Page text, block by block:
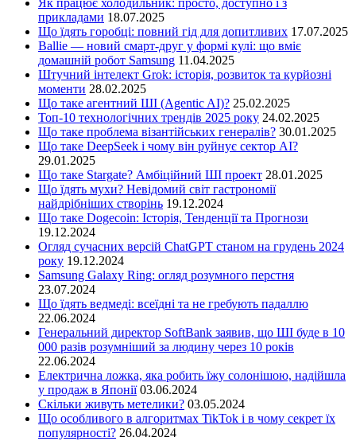
Як працює холодильник: просто, доступно і з
прикладами 18.07.2025
Що їдять горобці: повний гід для допитливих 17.07.2025
Ballie — новий смарт-друг у формі кулі: що вміє
домашній робот Samsung 11.04.2025
Штучний інтелект Grok: історія, розвиток та курйозні
моменти 28.02.2025
Що таке агентний ШІ (Agentic AI)? 25.02.2025
Топ-10 технологічних трендів 2025 року 24.02.2025
Що таке проблема візантійських генералів? 30.01.2025
Що таке DeepSeek і чому він руйнує сектор АІ?
29.01.2025
Що таке Stargate? Амбіційний ШІ проект 28.01.2025
Що їдять мухи? Невідомий світ гастрономії
найдрібніших створінь 19.12.2024
Що таке Dogecoin: Історія, Тенденції та Прогнози
19.12.2024
Огляд сучасних версій ChatGPT станом на грудень 2024
року 19.12.2024
Samsung Galaxy Ring: огляд розумного перстня
23.07.2024
Що їдять ведмеді: всеїдні та не гребують падаллю
22.06.2024
Генеральний директор SoftBank заявив, що ШІ буде в 10
000 разів розумніший за людину через 10 років
22.06.2024
Електрична ложка, яка робить їжу солонішою, надійшла
у продаж в Японії 03.06.2024
Скільки живуть метелики? 03.05.2024
Що особливого в алгоритмах TikTok і в чому секрет їх
популярності? 26.04.2024